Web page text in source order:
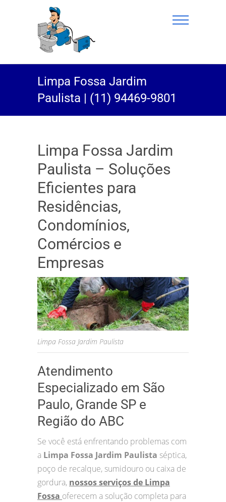
(11) 94469-
9801 |
Desentupidora
Rei do Esgoto
Limpa Fossa Jardim
Paulista | (11) 94469-9801
Limpa Fossa Jardim
Paulista – Soluções
Eficientes para
Residências,
Condomínios,
Comércios e
Empresas
Limpa Fossa Jardim Paulista
Atendimento
Especializado em São
Paulo, Grande SP e
Região do ABC
Se você está enfrentando problemas com
a Limpa Fossa Jardim Paulista séptica,
poço de recalque, sumidouro ou caixa de
gordura, nossos serviços de Limpa
Fossa oferecem a solução completa para